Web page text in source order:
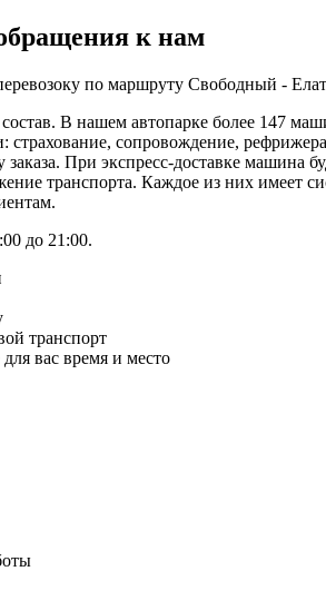
к нам
по маршруту Свободный -
В нашем автопарке более 147
страхование, сопровождение,
При экспресс-доставке машина
транспорта. Каждое из них имеет
до 21:00.
транспорт
вас время и место